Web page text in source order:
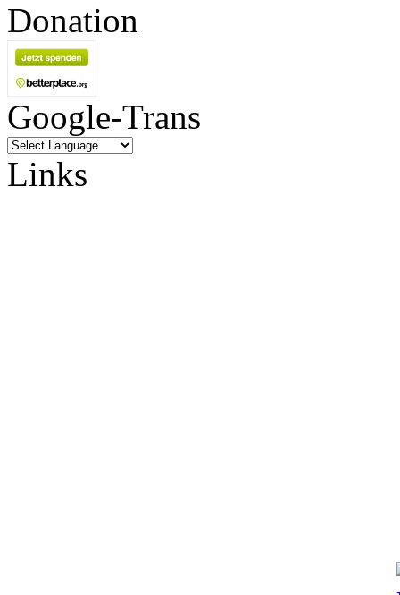
Donation
Google-Trans
Links